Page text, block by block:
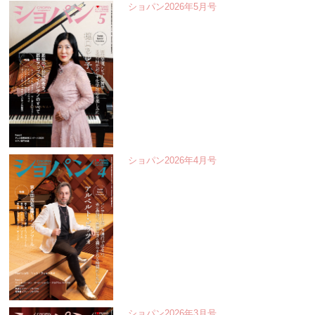
ショパン2026年5月号
ショパン2026年4月号